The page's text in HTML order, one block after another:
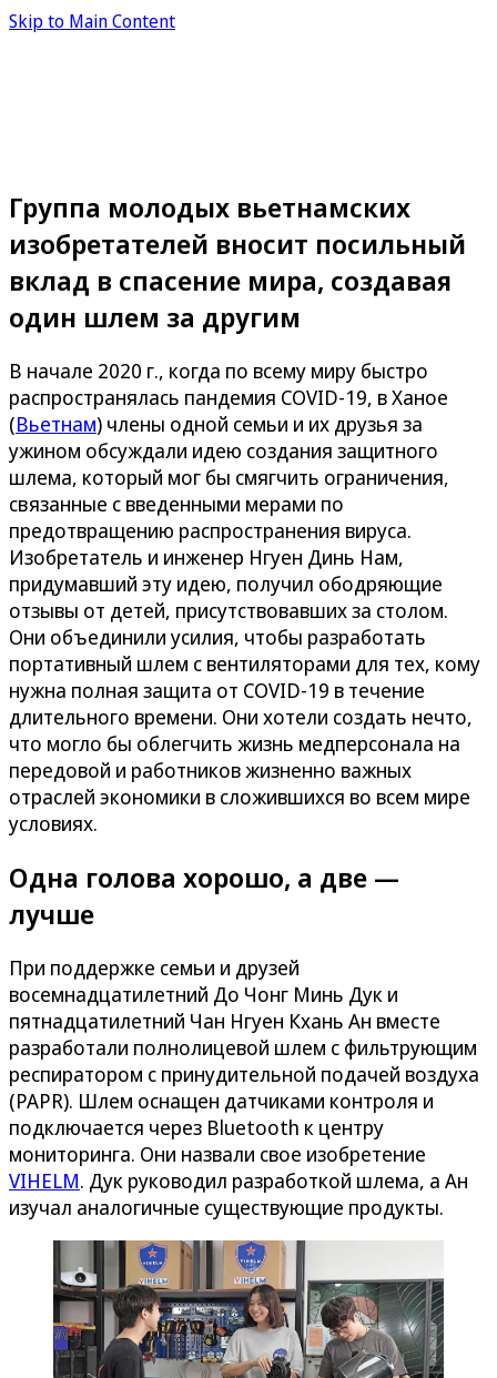
Skip to Main Content
Группа молодых вьетнамских
изобретателей вносит посильный
вклад в спасение мира, создавая
один шлем за другим
В начале 2020 г., когда по всему миру быстро
распространялась пандемия COVID-19, в Ханое
(Вьетнам) члены одной семьи и их друзья за
ужином обсуждали идею создания защитного
шлема, который мог бы смягчить ограничения,
связанные с введенными мерами по
предотвращению распространения вируса.
Изобретатель и инженер Нгуен Динь Нам,
придумавший эту идею, получил ободряющие
отзывы от детей, присутствовавших за столом.
Они объединили усилия, чтобы разработать
портативный шлем с вентиляторами для тех, кому
нужна полная защита от COVID-19 в течение
длительного времени. Они хотели создать нечто,
что могло бы облегчить жизнь медперсонала на
передовой и работников жизненно важных
отраслей экономики в сложившихся во всем мире
условиях.
Одна голова хорошо, а две —
лучше
При поддержке семьи и друзей
восемнадцатилетний До Чонг Минь Дук и
пятнадцатилетний Чан Нгуен Кхань Ан вместе
разработали полнолицевой шлем с фильтрующим
респиратором с принудительной подачей воздуха
(PAPR). Шлем оснащен датчиками контроля и
подключается через Bluetooth к центру
мониторинга. Они назвали свое изобретение
VIHELM. Дук руководил разработкой шлема, а Ан
изучал аналогичные существующие продукты.